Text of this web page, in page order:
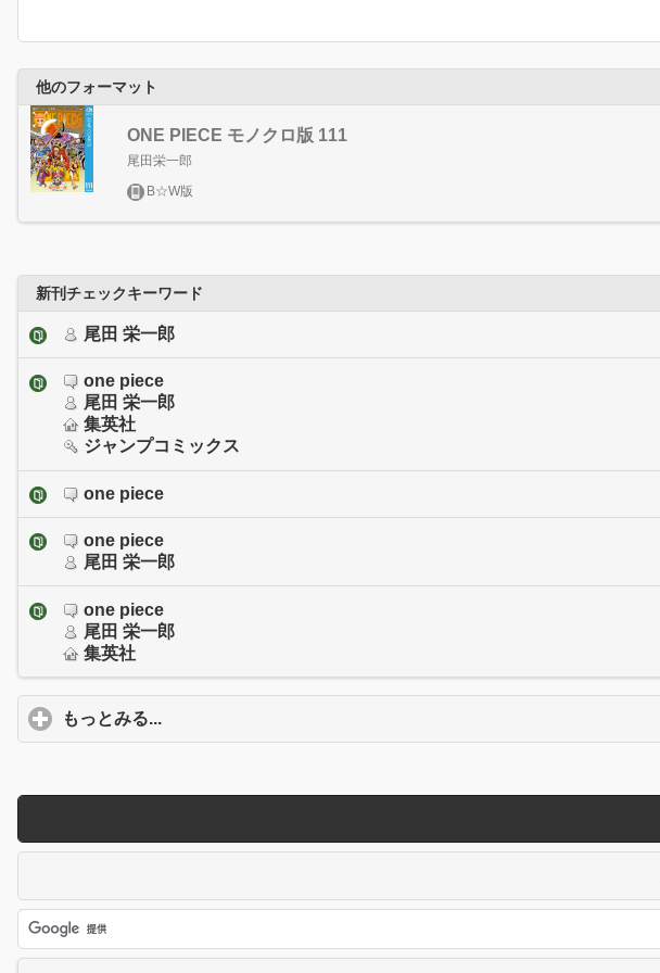
他のフォーマット
ONE PIECE モノクロ版 111
尾田栄一郎
B☆W版
新刊チェックキーワード
尾田 栄一郎
one piece
尾田 栄一郎
集英社
ジャンプコミックス
one piece
one piece
尾田 栄一郎
one piece
尾田 栄一郎
集英社
もっとみる...